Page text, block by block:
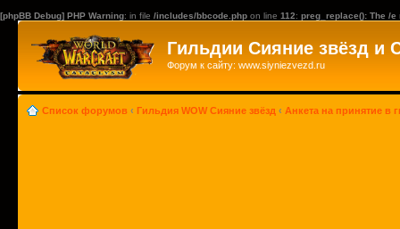
[phpBB Debug] PHP Warning: in file /includes/bbcode.php on line 112: preg_replace(): The /
Гильдии Сияние звёзд и
Форум к сайту: www.siyniezvezd.ru
Список форумов ‹ Гильдия WOW Сияние звёзд ‹ Анкета на принятие в